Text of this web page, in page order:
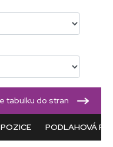
tabulku do stran
PODLAHOVÁ